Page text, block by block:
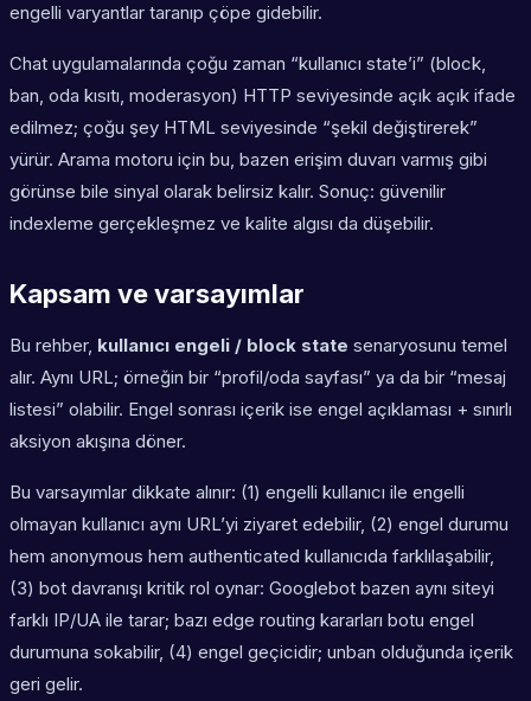
engelli varyantlar taranıp çöpe gidebilir.
Chat uygulamalarında çoğu zaman “kullanıcı state’i” (block,
ban, oda kısıtı, moderasyon) HTTP seviyesinde açık açık ifade
edilmez; çoğu şey HTML seviyesinde “şekil değiştirerek”
yürür. Arama motoru için bu, bazen erişim duvarı varmış gibi
görünse bile sinyal olarak belirsiz kalır. Sonuç: güvenilir
indexleme gerçekleşmez ve kalite algısı da düşebilir.
Kapsam ve varsayımlar
Bu rehber, kullanıcı engeli / block state senaryosunu temel
alır. Aynı URL; örneğin bir “profil/oda sayfası” ya da bir “mesaj
listesi” olabilir. Engel sonrası içerik ise engel açıklaması + sınırlı
aksiyon akışına döner.
Bu varsayımlar dikkate alınır: (1) engelli kullanıcı ile engelli
olmayan kullanıcı aynı URL’yi ziyaret edebilir, (2) engel durumu
hem anonymous hem authenticated kullanıcıda farklılaşabilir,
(3) bot davranışı kritik rol oynar: Googlebot bazen aynı siteyi
farklı IP/UA ile tarar; bazı edge routing kararları botu engel
durumuna sokabilir, (4) engel geçicidir; unban olduğunda içerik
geri gelir.